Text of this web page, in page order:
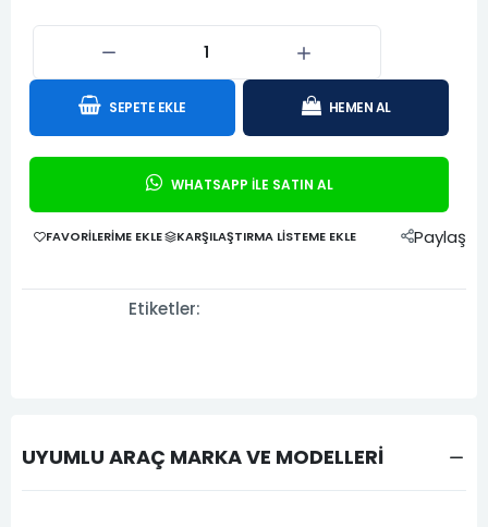
SEPETE EKLE HEMEN AL
WHATSAPP İLE SATIN AL
FAVORILERIME EKLE KARŞILAŞTIRMA LISTEME EKLE Paylaş
Etiketler:
UYUMLU ARAÇ MARKA VE MODELLERİ